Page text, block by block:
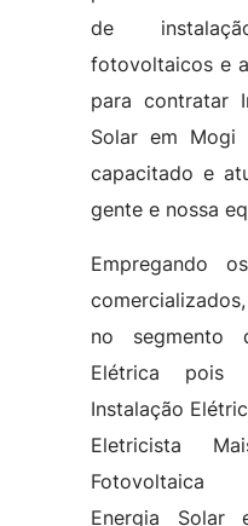
de
fotovoltaicos e
para contratar
Solar em Mogi
capacitado e
gente e nossa
Empregando
no segmento
Elétrica pois
Instalação
Eletricista
Fotovoltaica
Energia Solar